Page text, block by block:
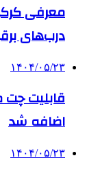
درب‌های
۱۴۰۴/۰۵/۲۳
قابلیت
اضافه شد
۱۴۰۴/۰۵/۲۳